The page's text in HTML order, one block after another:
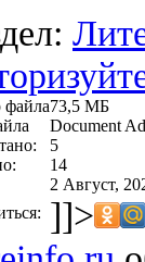
файла73,5 МБ
Document
5
14
2 Август,
]]>